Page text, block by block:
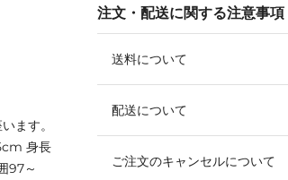
注文・配送に関する注意事項
送料について
配送について
ご注文のキャンセルについて
ます。
身長
97～